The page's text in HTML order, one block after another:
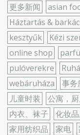
更多新闻 asian
Háztartás &
kesztyűk
Kézi
online shop
pulóverekre
webáruháza
事务
儿童时装
公寓，
内衣、袜子
化妆
家用纺织品
家电